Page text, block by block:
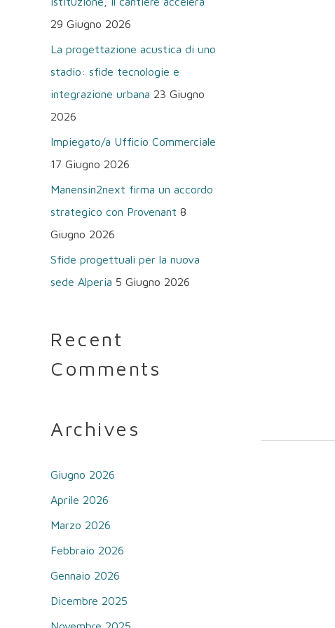
29 Giugno 2026
La progettazione acustica di uno
stadio: sfide tecnologie e
integrazione urbana 23 Giugno
2026
Impiegato/a Ufficio Commerciale
17 Giugno 2026
Manensin2next firma un accordo
strategico con Provenant 8
Giugno 2026
Sfide progettuali per la nuova
sede Alperia 5 Giugno 2026
Recent
Comments
Archives
Giugno 2026
Aprile 2026
Marzo 2026
Febbraio 2026
Gennaio 2026
Dicembre 2025